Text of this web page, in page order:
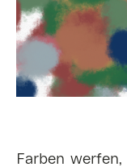
Farben werfen,